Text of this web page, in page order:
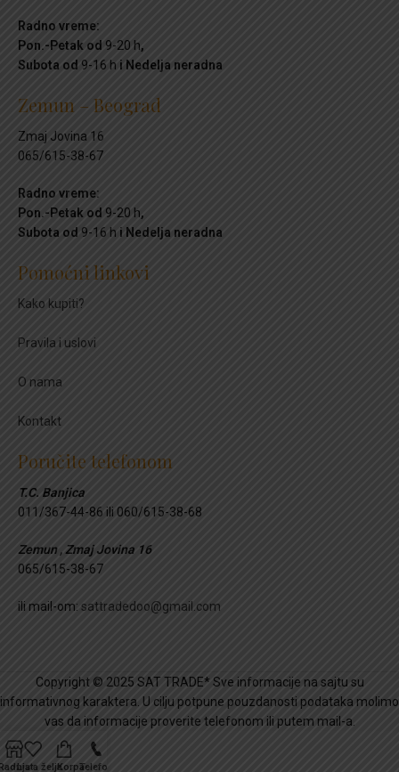
Radno vreme:
Pon.-Petak od 9-20 h,
Subota od 9-16 h i Nedelja neradna
Zemun – Beograd
Zmaj Jovina 16
065/615-38-67
Radno vreme:
Pon.-Petak od 9-20 h,
Subota od 9-16 h i Nedelja neradna
Pomoćni linkovi
Kako kupiti?
Pravila i uslovi
O nama
Kontakt
Poručite telefonom
T.C. Banjica
011/367-44-86 ili 060/615-38-68
Zemun , Zmaj Jovina 16
065/615-38-67
ili mail-om: sattradedoo@gmail.com
Copyright © 2025 SAT TRADE* Sve informacije na sajtu su
informativnog karaktera. U cilju potpune pouzdanosti podataka molimo
vas da informacije proverite telefonom ili putem mail-a.
Lista željaKorpaTelefon